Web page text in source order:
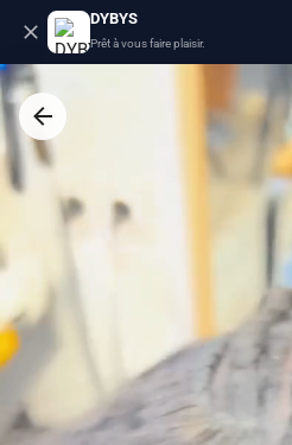
DYBYS
Prêt à vous faire plaisir.